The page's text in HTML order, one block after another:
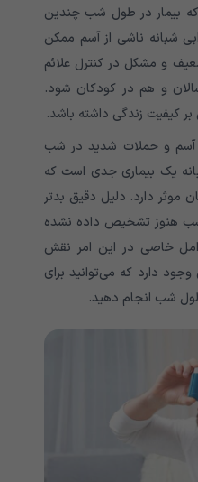
بیمار در طول شب چندین
شبانه ناشی از آسم ممکن
و مشکل در کنترل علائم
و هم در کودکان شود.
کیفیت زندگی داشته باشد.
آسم و حملات شدید در شب
یک بیماری جدی است که
موثر دارد. دلیل دقیق بدتر
شب هنوز تشخیص داده نشده
خاصی در این امر نقش
وجود دارد که می‌توانید برای
شب انجام دهید.